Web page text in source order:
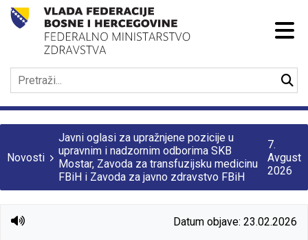
Novosti
Javni oglasi za upražnjene pozicije u
upravnim i nadzornim odborima SKB
Mostar, Zavoda za transfuzijsku medicinu
FBiH i Zavoda za javno zdravstvo FBiH
7.
Avgust
2026
Datum objave: 23.02.2026